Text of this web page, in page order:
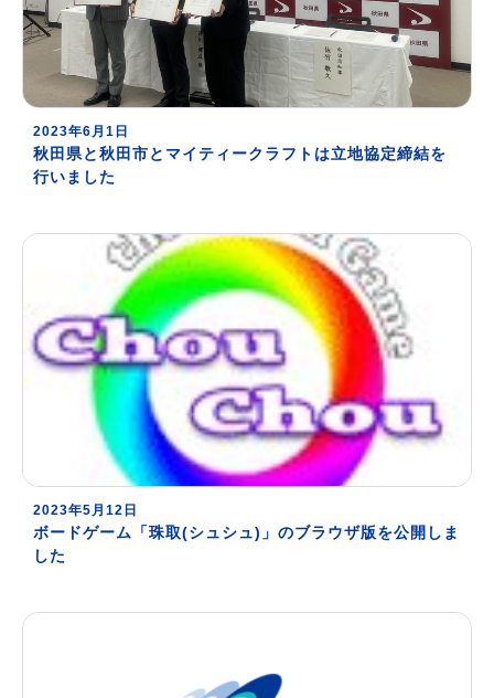
2023年6月1日
秋田県と秋田市とマイティークラフトは立地協定締結を
行いました
2023年5月12日
ボードゲーム「珠取(シュシュ)」のブラウザ版を公開しま
した